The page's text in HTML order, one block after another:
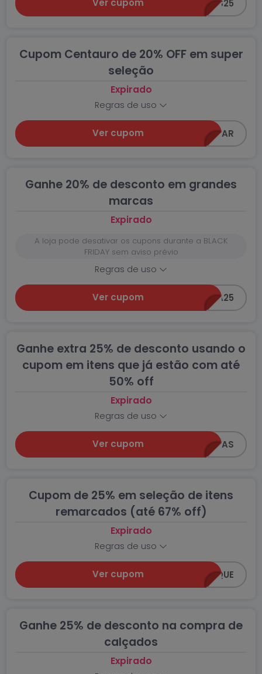
Ver cupom ACESS25
Cupom Centauro de 20% OFF em super
seleção
Expirado
Regras de uso
Ver cupom 20LEVAR
Ganhe 20% de desconto em grandes
marcas
Expirado
A loja pode desativar os cupons durante a BLACK
FRIDAY sem aviso prévio
Regras de uso
Ver cupom CORRA25
Ganhe extra 25% de desconto usando o
cupom em itens que já estão com até
50% off
Expirado
Regras de uso
Ver cupom 60HORAS
Cupom de 25% em seleção de itens
remarcados (até 67% off)
Expirado
Regras de uso
Ver cupom ZERAESTOQUE
Ganhe 25% de desconto na compra de
calçados
Expirado